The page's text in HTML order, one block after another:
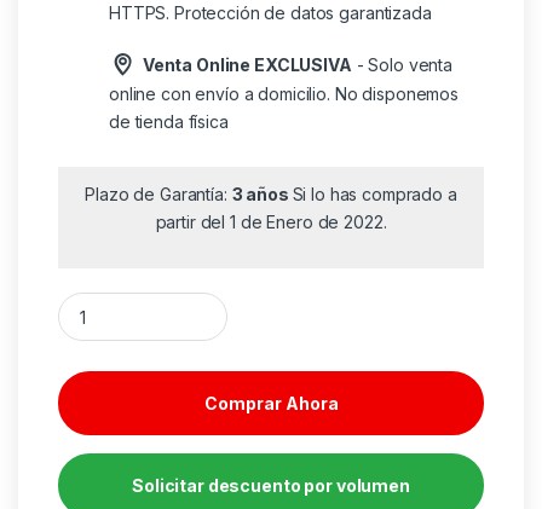
HTTPS. Protección de datos garantizada
Venta Online EXCLUSIVA - Solo venta
online con envío a domicilio. No disponemos
de tienda física
Plazo de Garantía: 3 años Si lo has comprado a
partir del 1 de Enero de 2022.
Teléfono Daewoo DW6310/ Blanco cantidad
Comprar Ahora
Solicitar descuento por volumen